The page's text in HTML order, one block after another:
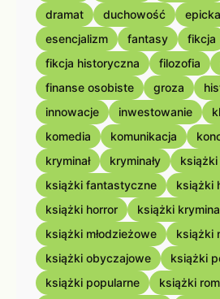
dramat
duchowość
esencjalizm
fantasy
fikcja
fikcja historyczna
filozofia
finanse osobiste
groza
innowacje
inwestowanie
komedia
komunikacja
kryminał
kryminały
książki fantastyczne
książki
książki horror
książki
książki młodzieżowe
książki
książki obyczajowe
książki
książki popularne
książki